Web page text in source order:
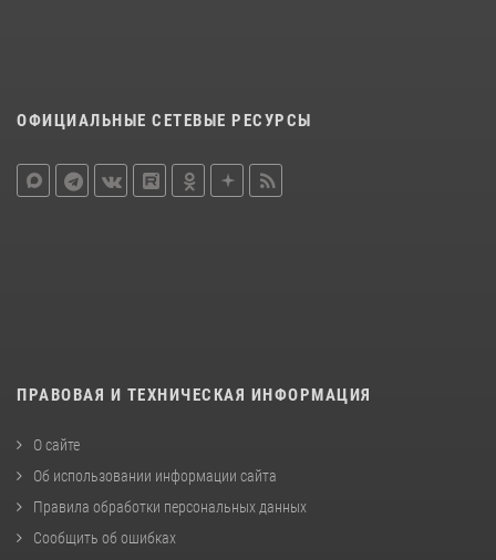
ОФИЦИАЛЬНЫЕ СЕТЕВЫЕ РЕСУРСЫ
ПРАВОВАЯ И ТЕХНИЧЕСКАЯ ИНФОРМАЦИЯ
О сайте
Об использовании информации сайта
Правила обработки персональных данных
Сообщить об ошибках